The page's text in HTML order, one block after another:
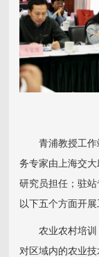
青浦教授工作
务专家由上海交
研究员担任；驻
以下五个方面开展
农业农村培训
对区域内的农业